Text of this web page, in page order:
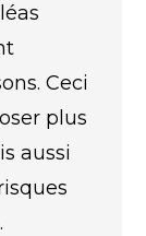
Ceci
plus
aussi